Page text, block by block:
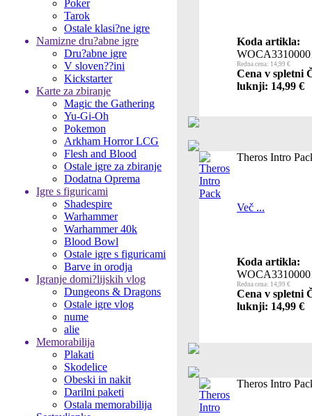
Poker
Tarok
Ostale klasi?ne igre
Namizne dru?abne igre
Dru?abne igre
V sloven??ini
Kickstarter
Karte za zbiranje
Magic the Gathering
Yu-Gi-Oh
Pokemon
Arkham Horror LCG
Flesh and Blood
Ostale igre za zbiranje
Dodatna Oprema
Igre s figuricami
Shadespire
Warhammer
Warhammer 40k
Blood Bowl
Ostale igre s figuricami
Barve in orodja
Igranje domi?lijskih vlog
Dungeons & Dragons
Ostale igre vlog
nume
alie
Memorabilija
Plakati
Skodelice
Obeski in nakit
Darilni paketi
Ostala memorabilija
Koda artikla:
Redna cena: 14,99 €
Cena v spletni
luknji: 14,99 €
Theros Intro
Več ...
Koda artikla:
Redna cena: 14,99 €
Cena v spletni
luknji: 14,99 €
Theros Intro